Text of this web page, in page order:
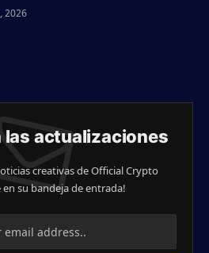
2026
las actualizaciones
creativas de Official Crypto
su bandeja de entrada!